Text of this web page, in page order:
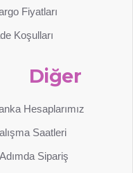
Fiyatları
Koşulları
Diğer
Hesaplarımız
Saatleri
Sipariş